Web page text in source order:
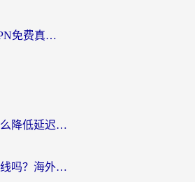
海外党必看：中国VPN免费真的靠谱吗？手把手教你选对回国加速器
国外玩流星蝴蝶剑怎么降低延迟？海外党必看的加速秘籍（含欧洲鸣潮&彩虹岛优化攻略）
在国外也能玩穿越火线吗？海外玩家国服游戏畅玩终极指南